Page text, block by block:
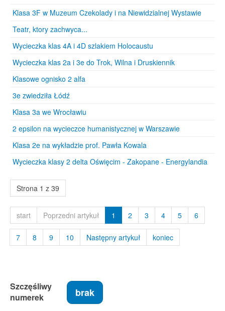
Klasa 3F w Muzeum Czekolady i na Niewidzialnej Wystawie
Teatr, ktory zachwyca...
Wycieczka klas 4A i 4D szlakiem Holocaustu
Wycieczka klas 2a i 3e do Trok, Wilna i Druskiennik
Klasowe ognisko 2 alfa
3e zwiedziła Łódź
Klasa 3a we Wrocławiu
2 epsilon na wycieczce humanistycznej w Warszawie
Klasa 2e na wykładzie prof. Pawła Kowala
Wycieczka klasy 2 delta Oświęcim - Zakopane - Energylandia
Strona 1 z 39
start Poprzedni artykuł 1 2 3 4 5 6
7 8 9 10 Następny artykuł koniec
Szczęśliwy
numerek
brak